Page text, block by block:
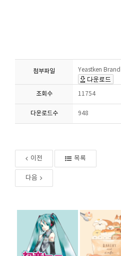
첨부파일 Yeastken
조회수 11754
다운로드수 948
이전 목록
다음